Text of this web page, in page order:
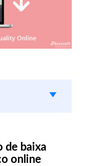
de baixa
online